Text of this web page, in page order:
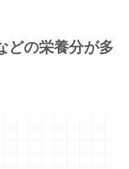
どの栄養分が多